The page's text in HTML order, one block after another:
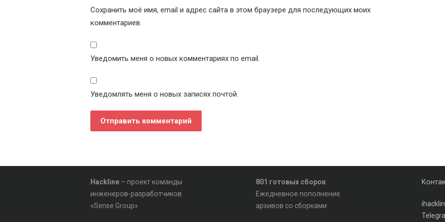
Сохранить моё имя, email и адрес сайта в этом браузере для последующих моих
комментариев.
Уведомить меня о новых комментариях по email.
Уведомлять меня о новых записях почтой.
Hackline – проект команды
инженеров-разработчиков
«Sense Group»
801 готовых сборок
Ежедневное пополнение
архивов со сборками